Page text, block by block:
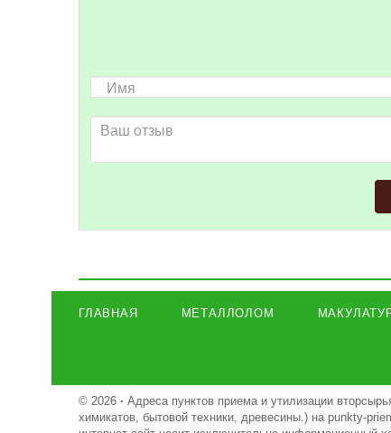
ГЛАВНАЯ МЕТАЛЛОЛОМ
© 2026 · Адреса пунктов приема и утилизации
химикатов, бытовой техники, древесины.) на punkty-